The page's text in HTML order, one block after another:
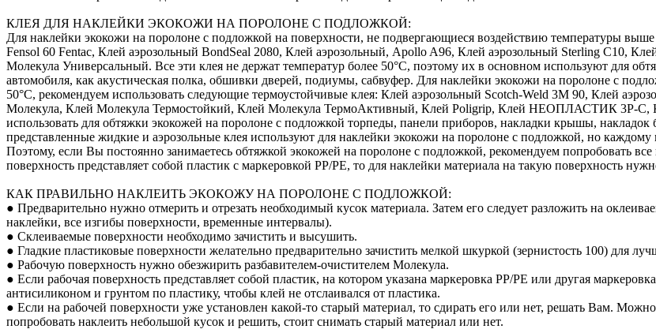
КЛЕЯ ДЛЯ НАКЛЕЙКИ ЭКОКОЖИ НА ПОРОЛОНЕ С ПОДЛОЖКОЙ:
Для наклейки экокожи на поролоне с подложкой на поверхности, не подвергающиеся воздействию температуры
Fensol 60 Fentac, Клей аэрозольный BondSeal 2080, Клей аэрозольный, Apollo A96, Клей аэрозольный Sterling C10,
Молекула Универсальный. Все эти клея не держат температур более 50°С, поэтому их в основном используют для
автомобиля, как акустическая полка, обшивки дверей, подиумы, сабвуфер. Для наклейки экокожи на поролоне с
50°С, рекомендуем использовать следующие термоустойчивые клея: Клей аэрозольный Scotch-Weld 3M 90, Клей
Молекула, Клей Молекула Термостойкий, Клей Молекула ТермоАктивный, Клей Poligrip, Клей НЕОПЛАСТИК 3P-C,
использовать для обтяжки экокожей на поролоне с подложкой торпеды, панели приборов, накладки крышы, накладок
представленные жидкие и аэрозольные клея используют для наклейки экокожи на поролоне с подложкой, но
Поэтому, если Вы постоянно занимаетесь обтяжкой экокожей на поролоне с подложкой, рекомендуем попробовать
поверхность представляет собой пластик с маркеровкой PP/PE, то для наклейки материала на такую поверхность
КАК ПРАВИЛЬНО НАКЛЕИТЬ ЭКОКОЖУ НА ПОРОЛОНЕ С ПОДЛОЖКОЙ:
● Предварительно нужно отмерить и отрезать необходимый кусок материала. Затем его следует разложить на
наклейки, все изгибы поверхности, временные интервалы).
● Склеиваемые поверхности необходимо зачистить и высушить.
● Гладкие пластиковые поверхности желательно предварительно зачистить мелкой шкуркой (зернистость 100) для
● Рабочую поверхность нужно обезжирить разбавителем-очистителем Молекула.
● Если рабочая поверхность представляет собой пластик, на котором указана маркеровка PP/PE или другая
антисиликоном и грунтом по пластику, чтобы клей не отслаивался от пластика.
● Если на рабочей поверхности уже установлен какой-то старый материал, то сдирать его или нет, решать Вам.
попробовать наклеить небольшой кусок и решить, стоит снимать старый материал или нет.